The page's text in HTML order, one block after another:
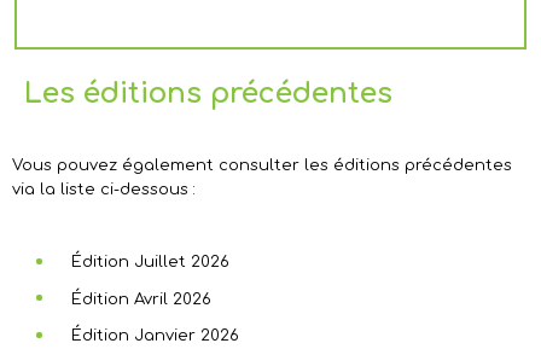
Les éditions précédentes
Vous pouvez également consulter les éditions précédentes
via la liste ci-dessous :
Édition Juillet 2026
Édition Avril 2026
Édition Janvier 2026